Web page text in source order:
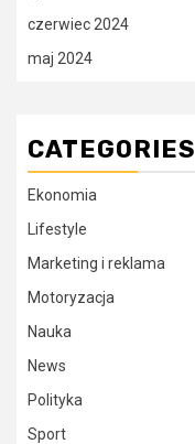
czerwiec 2024
maj 2024
CATEGORIES
Ekonomia
Lifestyle
Marketing i reklama
Motoryzacja
Nauka
News
Polityka
Sport